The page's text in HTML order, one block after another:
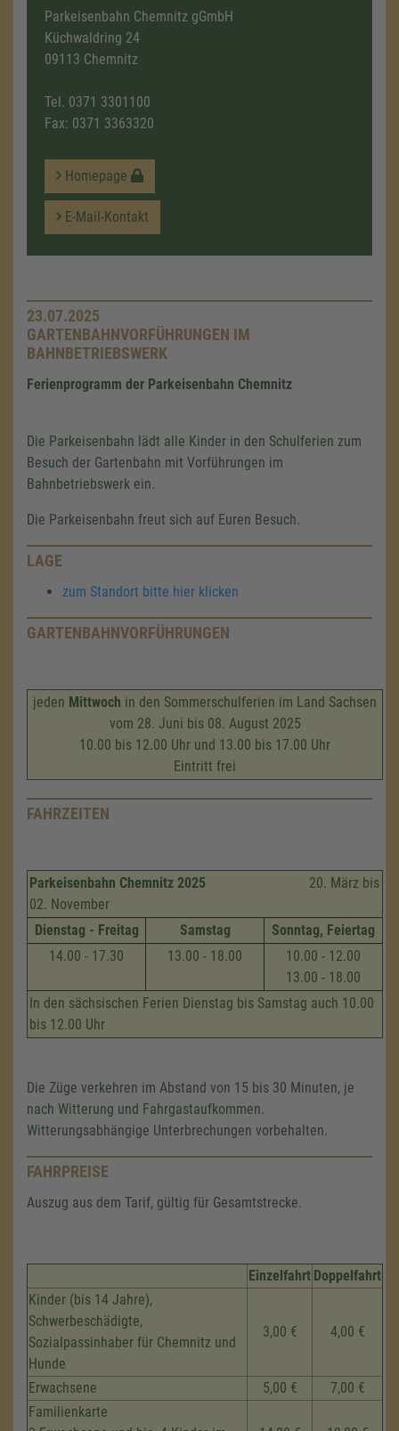
Parkeisenbahn Chemnitz gGmbH
Küchwaldring 24
09113 Chemnitz
Tel. 0371 3301100
Fax: 0371 3363320
Homepage
E-Mail-Kontakt
23.07.2025
GARTENBAHNVORFÜHRUNGEN IM
BAHNBETRIEBSWERK
Ferienprogramm der Parkeisenbahn Chemnitz
Die Parkeisenbahn lädt alle Kinder in den Schulferien zum
Besuch der Gartenbahn mit Vorführungen im
Bahnbetriebswerk ein.
Die Parkeisenbahn freut sich auf Euren Besuch.
LAGE
zum Standort bitte hier klicken
GARTENBAHNVORFÜHRUNGEN
jeden Mittwoch in den Sommerschulferien im Land Sachsen
vom 28. Juni bis 08. August 2025
10.00 bis 12.00 Uhr und 13.00 bis 17.00 Uhr
Eintritt frei
FAHRZEITEN
Parkeisenbahn Chemnitz 2025 20. März bis
02. November
Dienstag - Freitag
Samstag
Sonntag, Feiertag
14.00 - 17.30
13.00 - 18.00
10.00 - 12.00
13.00 - 18.00
In den sächsischen Ferien Dienstag bis Samstag auch 10.00
bis 12.00 Uhr
Die Züge verkehren im Abstand von 15 bis 30 Minuten, je
nach Witterung und Fahrgastaufkommen.
Witterungsabhängige Unterbrechungen vorbehalten.
FAHRPREISE
Auszug aus dem Tarif, gültig für Gesamtstrecke.
Einzelfahrt Doppelfahrt
Kinder (bis 14 Jahre),
Schwerbeschädigte,
Sozialpassinhaber für Chemnitz und
Hunde
3,00 € 4,00 €
Erwachsene 5,00 €
7,00 €
Familienkarte